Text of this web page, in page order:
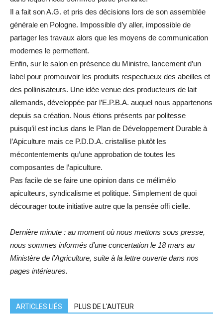
Il a fait son A.G. et pris des décisions lors de son assemblée
générale en Pologne. Impossible d’y aller, impossible de
partager les travaux alors que les moyens de communication
modernes le permettent.
Enfin, sur le salon en présence du Ministre, lancement d’un
label pour promouvoir les produits respectueux des abeilles et
des pollinisateurs. Une idée venue des producteurs de lait
allemands, développée par l’E.P.B.A. auquel nous appartenons
depuis sa création. Nous étions présents par politesse
puisqu’il est inclus dans le Plan de Développement Durable à
l’Apiculture mais ce P.D.D.A. cristallise plutôt les
mécontentements qu’une approbation de toutes les
composantes de l’apiculture.
Pas facile de se faire une opinion dans ce mélimélo
apiculteurs, syndicalisme et politique. Simplement de quoi
décourager toute initiative autre que la pensée offi cielle.
Dernière minute : au moment où nous mettons sous presse,
nous sommes informés d’une concertation le 18 mars au
Ministère de l’Agriculture, suite à la lettre ouverte dans nos
pages intérieures.
ARTICLES LIÉS PLUS DE L'AUTEUR